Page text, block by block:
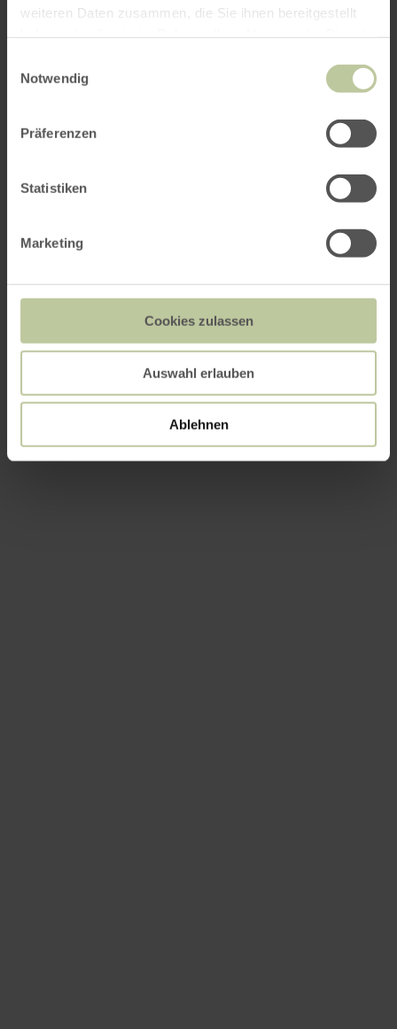
weiteren Daten zusammen, die Sie ihnen bereitgestellt
Notwendig
Präferenzen
Statistiken
Marketing
Cookies zulassen
Auswahl erlauben
Ablehnen